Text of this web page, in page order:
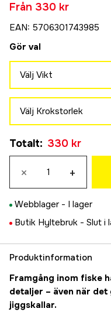
Från 330 kr
EAN: 5706301743985
Gör val
Välj Vikt
15 g
330 kr
Välj Krokstorlek
330 kr
Totalt: 330 kr
× +
Webblager - I lager
Butik Hyltebruk - Slut i
Produktinformation
Framgång inom fiske
detaljer – även när
jiggskallar.